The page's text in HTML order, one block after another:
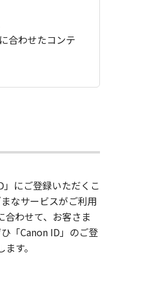
合わせたコンテ
にご登録いただくこ
なサービスがご利用
わせて、お客さま
「Canon ID」のご登
す。